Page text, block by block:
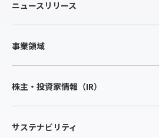
ニュースリリース
事業領域
株主・投資家情報（IR）
サステナビリティ